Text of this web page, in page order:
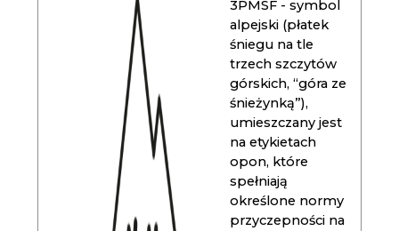
3PMSF - symbol
alpejski (płatek
śniegu na tle
trzech szczytów
górskich, “góra ze
śnieżynką”),
umieszczany jest
na etykietach
opon, które
spełniają
określone normy
przyczepności na